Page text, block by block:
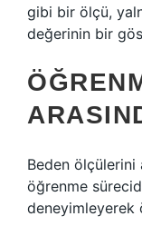
gibi bir ölçü,
değerinin bir
Beden ölçülerini
öğrenme
deneyimleyerek